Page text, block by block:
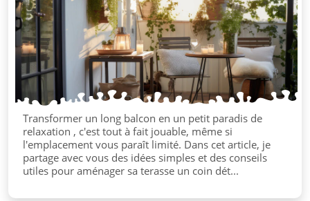
Transformer un long balcon en un petit paradis de
relaxation , c'est tout à fait jouable, même si
l'emplacement vous paraît limité. Dans cet article, je
partage avec vous des idées simples et des conseils
utiles pour aménager sa terasse un coin dét...